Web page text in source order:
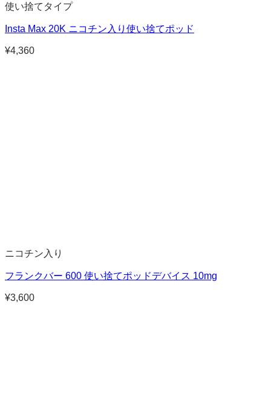
使い捨てタイプ
Insta Max 20K ニコチン入り使い捨てポッド
¥4,360
ニコチン入り
フランクバー 600 使い捨てポッドデバイス 10mg
¥3,600